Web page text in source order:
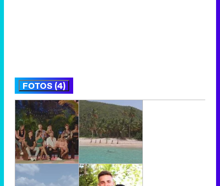
FOTOS (4)